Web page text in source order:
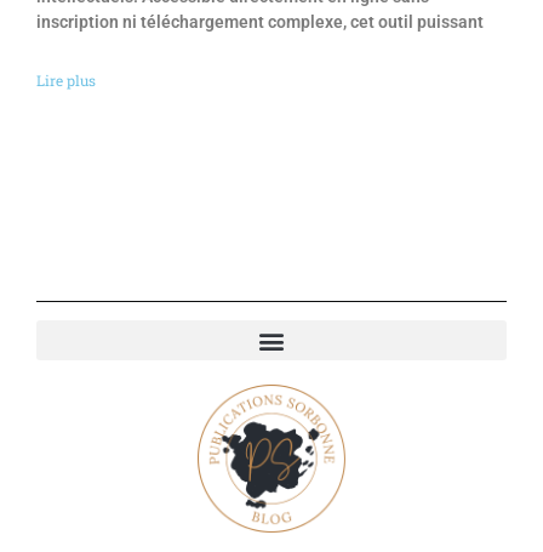
inscription ni téléchargement complexe, cet outil puissant
Lire plus